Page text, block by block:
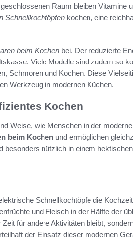
Raum bleiben Vitamine
Schnellkochtöpfen kochen, eine
beim Kochen bei. Der reduzierte
Viele Modelle sind zudem so
Schmoren und Kochen. Diese
Werkzeug in modernen Küchen.
Kochen
Weise, wie Menschen in der
beim Kochen und ermöglichen
nützlich in einem
Schnellkochtöpfe die
und Fleisch in der Hälfte der
für andere Aktivitäten bleibt,
der Einsatz dieser modernen